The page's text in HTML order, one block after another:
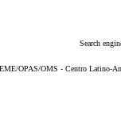
Search
OPAS/OMS - Centro Latino-